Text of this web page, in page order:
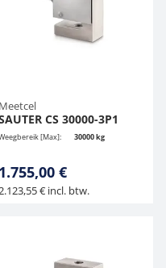
Meetcel
CS 30000-3P1
[Max]: 30000 kg
1.755,00 €
€ incl. btw.